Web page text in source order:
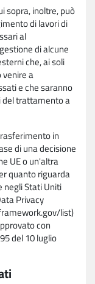
sopra, inoltre, può
di lavori di
al
di alcune
che, ai soli
a
e che saranno
del trattamento a
in
di una decisione
UE o un'altra
quanto riguarda
negli Stati Uniti
Privacy
list)
con
del 10 luglio